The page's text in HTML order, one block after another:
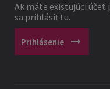
Ak máte existujúci účet
sa prihlásiť tu.
Prihlásenie arrow_right_alt